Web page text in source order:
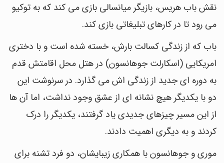
نقش باب هریس، بازیگر میانسالی بازی می کند که به توکیو
می رود تا در کارهای تبلیغاتی بازی کند.
باب که از زندگی کسالت بارش، خسته شده است و با دختری
امریکایی (اسکارلت جوهانسون) در هتل محل اقامتش قدم
به دوره ای جدید از زندگی اش می گذارد. در سرنوشت این
دو با یکدیگر هیچ نشانه ای از عشق وجود نداشت، اما آن ها
از این مسیر چیزهای جدیدی یاد گرفتند، یکدیگر را درک
کردند و به دیگری اهمیت دادند.
موری و جوهانسون با همکاری زیبایشان، دو فرد تشنه برای